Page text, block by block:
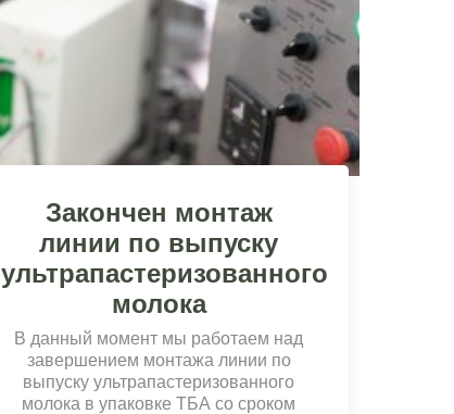
Закончен монтаж
линии по выпуску
ультрапастеризованного
молока
В данный момент мы работаем над
завершением монтажа линии по
выпуску ультрапастеризованного
молока в упаковке ТБА со сроком